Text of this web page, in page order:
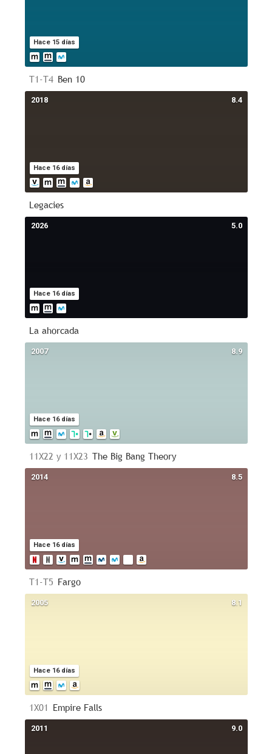
Hace 15 días
T1-T4 Ben 10
8.4
Hace 16 días
2018
Legacies
5.0
Hace 16 días
2026
La ahorcada
8.9
Hace 16 días
2007
11X22 y 11X23 The Big Bang Theory
8.5
Hace 16 días
2014
T1-T5 Fargo
8.1
Hace 16 días
2005
1X01 Empire Falls
9.0
2011